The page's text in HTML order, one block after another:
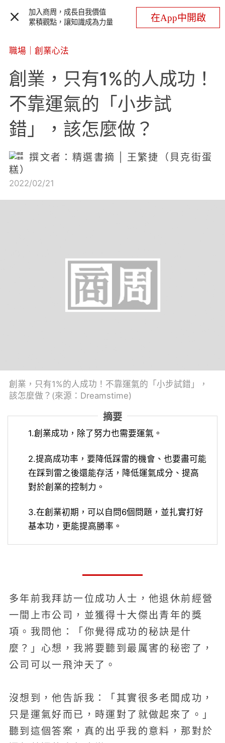
加入商周，成長自我價值
累積觀點，讓知識成為力量
在App中開啟
職場 創業心法
創業，只有1%的人成功！
不靠運氣的「小步試
錯」，該怎麼做？
撰文者：精選書摘 | 王繁捷（貝克街蛋
糕）
2022/02/21
創業，只有1%的人成功！不靠運氣的「小步試錯」，
該怎麼做？(來源：Dreamstime)
摘要
1.創業成功，除了努力也需要運氣。
2.提高成功率，要降低踩雷的機會、也要盡可能
在踩到雷之後還能存活，降低運氣成分、提高
對於創業的控制力。
3.在創業初期，可以自問6個問題，並扎實打好
基本功，更能提高勝率。
多年前我拜訪一位成功人士，他退休前經營
一間上市公司，並獲得十大傑出青年的獎
項。我問他：「你覺得成功的秘訣是什
麼？」心想，我將要聽到最厲害的秘密了，
公司可以一飛沖天了。
沒想到，他告訴我：「其實很多老闆成功，
只是運氣好而已，時運對了就做起來了。」
聽到這個答案，真的出乎我的意料，那對於